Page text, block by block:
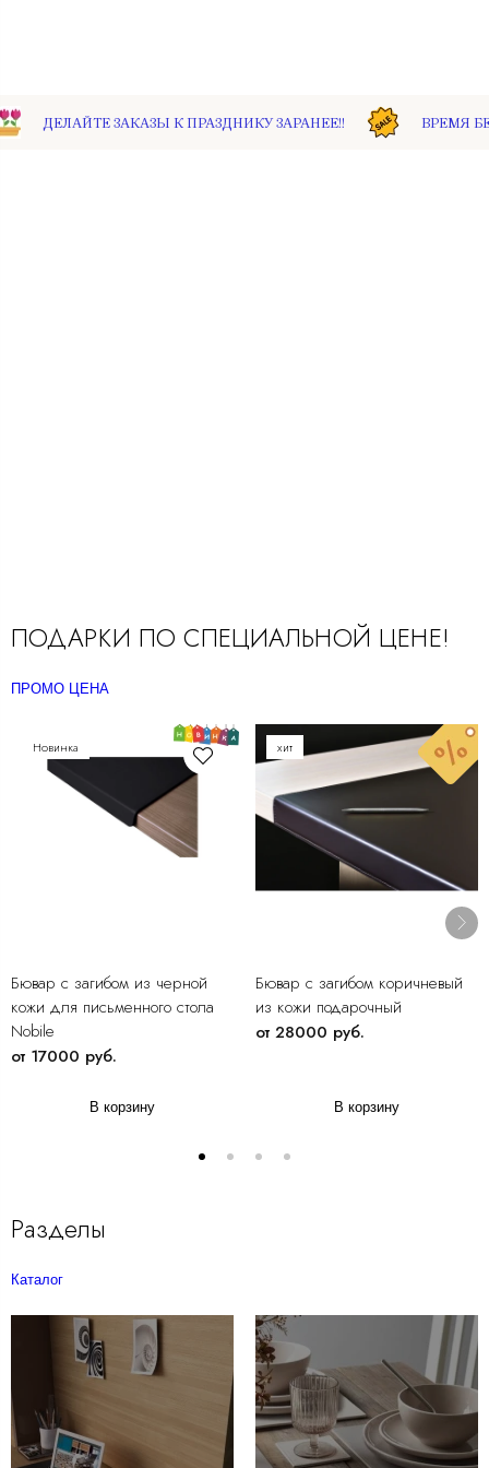
ДЕЛАЙТЕ ЗАКАЗЫ К ПРАЗДНИКУ ЗАРАНЕЕ!! ВРЕМЯ
ПОДАРКИ ПО СПЕЦИАЛЬНОЙ ЦЕНЕ!
ПРОМО ЦЕНА
Новинка
Бювар с загибом из черной
кожи для письменного стола
Nobile
от 17000 руб.
В корзину
хит
Бювар с загибом коричневый
из кожи подарочный
от 28000 руб.
В корзину
Разделы
Каталог